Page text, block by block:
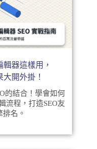
輯器這樣用，
大開外掛！
的結合！學會如何
流程，打造SEO友
名。